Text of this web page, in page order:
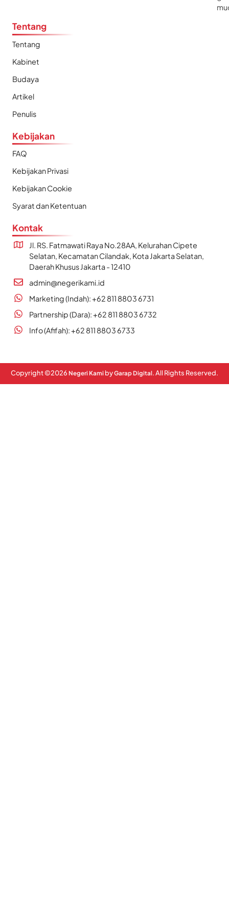
Tentang
Tentang
Kabinet
Budaya
Artikel
Penulis
Kebijakan
FAQ
Kebijakan Privasi
Kebijakan Cookie
Syarat dan Ketentuan
Kontak
Jl. RS. Fatmawati Raya No.28AA, Kelurahan Cipete
Selatan, Kecamatan Cilandak, Kota Jakarta Selatan,
Daerah Khusus Jakarta - 12410
admin@negerikami.id
Marketing (Indah): +62 811 8803 6731
Partnership (Dara): +62 811 8803 6732
Info (Afifah): +62 811 8803 6733
Copyright ©2026 Negeri Kami byGarap Digital. All Rights Reserved.